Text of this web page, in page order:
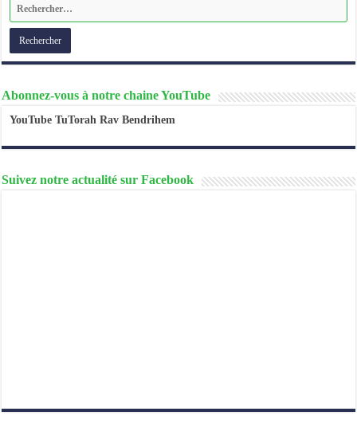
Abonnez-vous à notre chaine YouTube
YouTube TuTorah Rav Bendrihem
Suivez notre actualité sur Facebook